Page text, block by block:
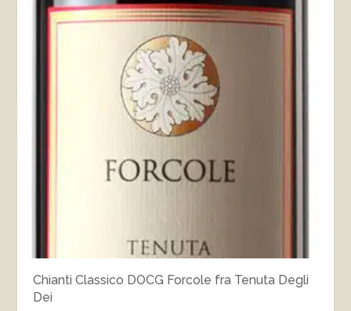
Chianti Classico DOCG Forcole fra Tenuta Degli
Dei